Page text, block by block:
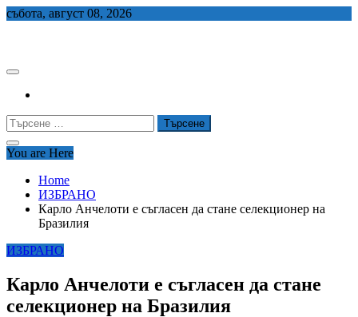
Skip
събота, август 08, 2026
Търсене
за:
You are Here
Home
ИЗБРАНО
Карло Анчелоти е съгласен да стане селекционер на
Бразилия
ИЗБРАНО
Карло Анчелоти е съгласен да стане
селекционер на Бразилия